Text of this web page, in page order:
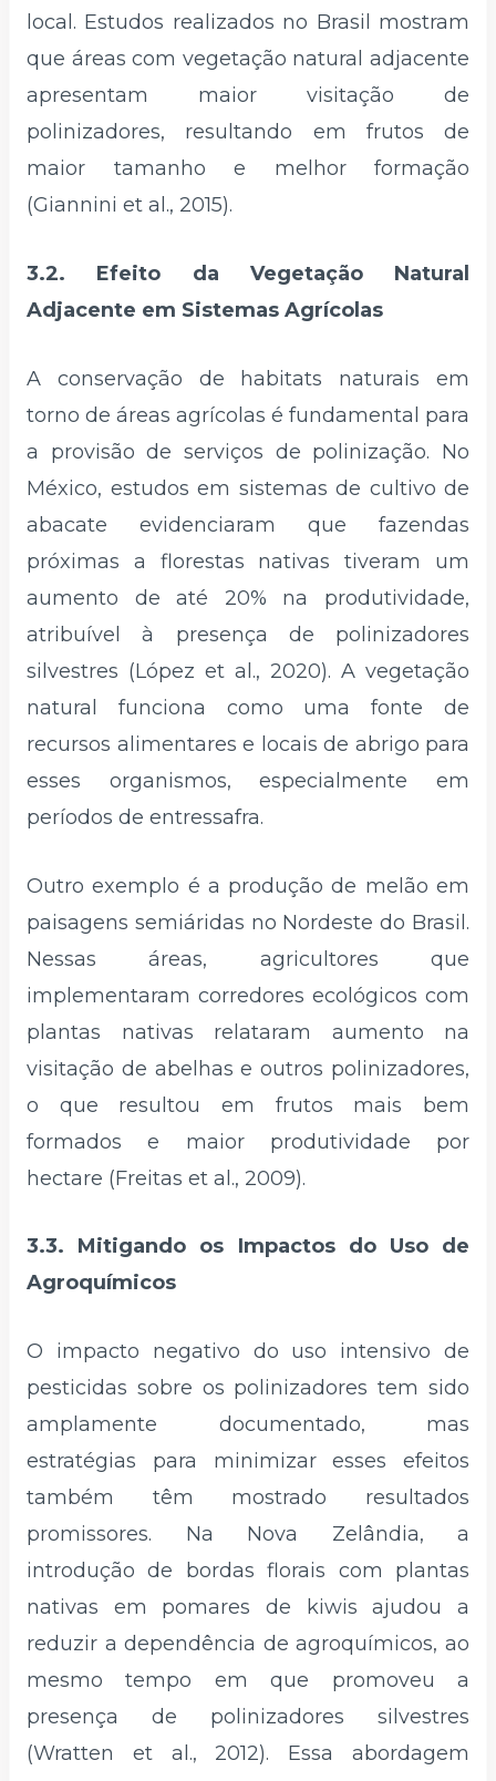
local. Estudos realizados no Brasil mostram
que áreas com vegetação natural adjacente
apresentam maior visitação de
polinizadores, resultando em frutos de
maior tamanho e melhor formação
(Giannini et al., 2015).
3.2. Efeito da Vegetação Natural
Adjacente em Sistemas Agrícolas
A conservação de habitats naturais em
torno de áreas agrícolas é fundamental para
a provisão de serviços de polinização. No
México, estudos em sistemas de cultivo de
abacate evidenciaram que fazendas
próximas a florestas nativas tiveram um
aumento de até 20% na produtividade,
atribuível à presença de polinizadores
silvestres (López et al., 2020). A vegetação
natural funciona como uma fonte de
recursos alimentares e locais de abrigo para
esses organismos, especialmente em
períodos de entressafra.
Outro exemplo é a produção de melão em
paisagens semiáridas no Nordeste do Brasil.
Nessas áreas, agricultores que
implementaram corredores ecológicos com
plantas nativas relataram aumento na
visitação de abelhas e outros polinizadores,
o que resultou em frutos mais bem
formados e maior produtividade por
hectare (Freitas et al., 2009).
3.3. Mitigando os Impactos do Uso de
Agroquímicos
O impacto negativo do uso intensivo de
pesticidas sobre os polinizadores tem sido
amplamente documentado, mas
estratégias para minimizar esses efeitos
também têm mostrado resultados
promissores. Na Nova Zelândia, a
introdução de bordas florais com plantas
nativas em pomares de kiwis ajudou a
reduzir a dependência de agroquímicos, ao
mesmo tempo em que promoveu a
presença de polinizadores silvestres
(Wratten et al., 2012). Essa abordagem